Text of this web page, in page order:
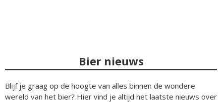
Bier nieuws
Blijf je graag op de hoogte van alles binnen de wondere
wereld van het bier? Hier vind je altijd het laatste nieuws over